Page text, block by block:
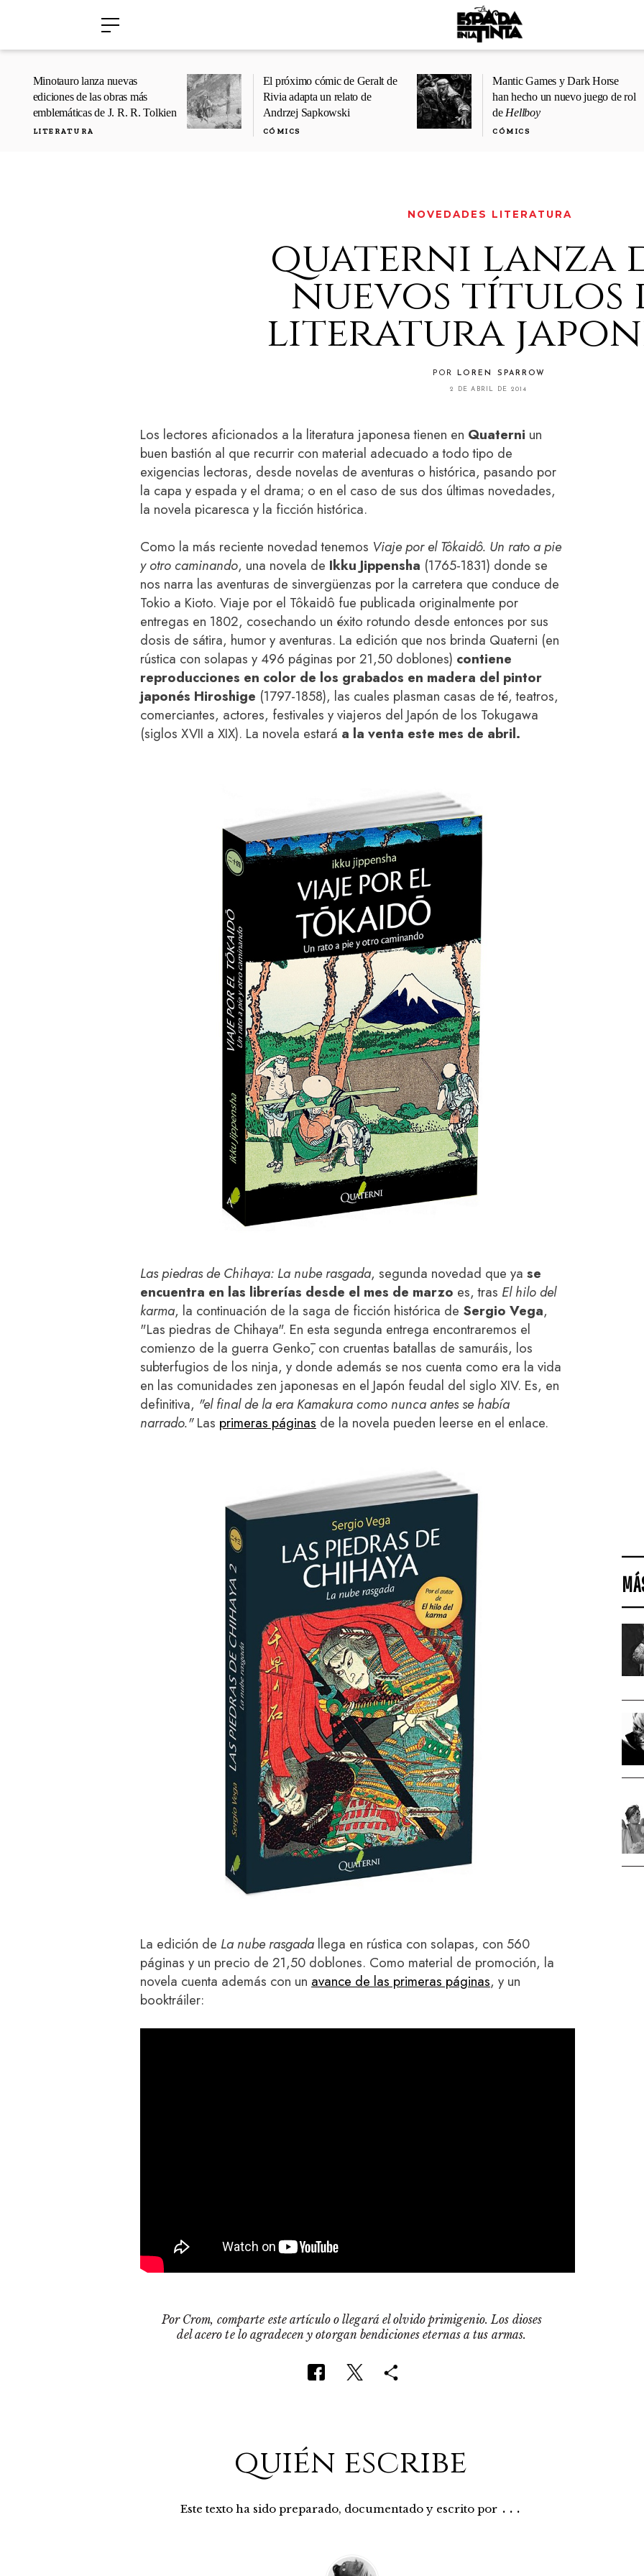
Minotauro lanza nuevas
ediciones de las obras más
emblemáticas de J. R. R. Tolkien
LITERATURA
El próximo cómic de Geralt de
Rivia adapta un relato de
Andrzej Sapkowski
CÓMICS
Mantic Games y Dark Horse
han hecho un nuevo juego de rol
de Hellboy
CÓMICS
NOVEDADES LITERATURA
quaterni lanza
nuevos títulos
literatura
POR LOREN SPARROW
2 DE ABRIL DE 2014
Los lectores aficionados a la literatura japonesa tienen en Quaterni un
buen bastión al que recurrir con material adecuado a todo tipo de
exigencias lectoras, desde novelas de aventuras o histórica, pasando por
la capa y espada y el drama; o en el caso de sus dos últimas novedades,
la novela picaresca y la ficción histórica.
Como la más reciente novedad tenemos Viaje por el Tôkaidô. Un rato a pie
y otro caminando, una novela de Ikku Jippensha (1765-1831) donde se
nos narra las aventuras de sinvergüenzas por la carretera que conduce de
Tokio a Kioto. Viaje por el Tôkaidô fue publicada originalmente por
entregas en 1802, cosechando un éxito rotundo desde entonces por sus
dosis de sátira, humor y aventuras. La edición que nos brinda Quaterni (en
rústica con solapas y 496 páginas por 21,50 doblones) contiene
reproducciones en color de los grabados en madera del pintor
japonés Hiroshige (1797-1858), las cuales plasman casas de té, teatros,
comerciantes, actores, festivales y viajeros del Japón de los Tokugawa
(siglos XVII a XIX). La novela estará a la venta este mes de abril.
Las piedras de Chihaya: La nube rasgada, segunda novedad que ya se
encuentra en las librerías desde el mes de marzo es, tras El hilo del
karma, la continuación de la saga de ficción histórica de Sergio Vega,
"Las piedras de Chihaya". En esta segunda entrega encontraremos el
comienzo de la guerra Genkō, con cruentas batallas de samuráis, los
subterfugios de los ninja, y donde además se nos cuenta como era la vida
en las comunidades zen japonesas en el Japón feudal del siglo XIV. Es, en
definitiva, "el final de la era Kamakura como nunca antes se había
narrado."Las primeras páginas de la novela pueden leerse en el enlace.
La edición de La nube rasgada llega en rústica con solapas, con 560
páginas y un precio de 21,50 doblones. Como material de promoción, la
novela cuenta además con un avance de las primeras páginas, y un
booktráiler:
Por Crom, comparte este artículo o llegará el olvido primigenio. Los dioses
del acero te lo agradecen y otorgan bendiciones eternas a tus armas.
quién escribe
Este texto ha sido preparado, documentado y escrito por ...
›